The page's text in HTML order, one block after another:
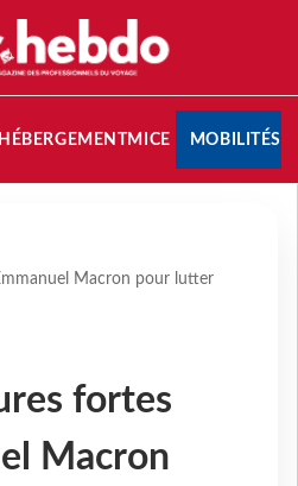
HÉBERGEMENTMICE MOBILITÉS
Macron pour lutter
fortes
Macron